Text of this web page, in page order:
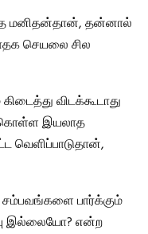
மனிதன்தான், தன்னால்
செயலை சில
விடக்கூடாது
இயலாத
வெளிப்பாடுதான்,
சம்பவங்களை பார்க்கும்
இல்லையோ? என்ற